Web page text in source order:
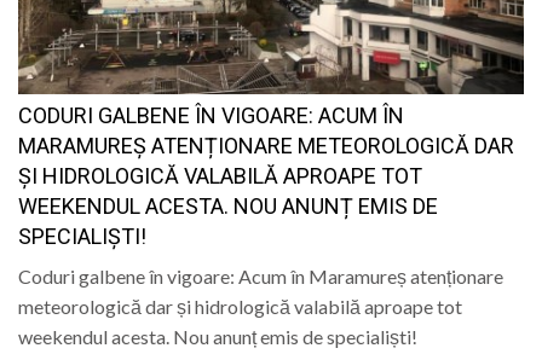
CODURI GALBENE ÎN VIGOARE: ACUM ÎN
MARAMUREȘ ATENȚIONARE METEOROLOGICĂ DAR
ȘI HIDROLOGICĂ VALABILĂ APROAPE TOT
WEEKENDUL ACESTA. NOU ANUNȚ EMIS DE
SPECIALIȘTI!
Coduri galbene în vigoare: Acum în Maramureș atenționare
meteorologică dar și hidrologică valabilă aproape tot
weekendul acesta. Nou anunț emis de specialiști!